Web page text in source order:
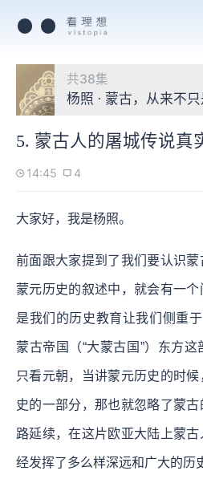
共38集
杨照 · 蒙古，从来不
5. 蒙古人的屠城传说真
14:45 4
大家好，我是杨照。
前面跟大家提到了我们要认识
蒙元历史的叙述中，就会有一
是我们的历史教育让我们侧重
蒙古帝国（“大蒙古国”）东方
只看元朝，当讲蒙元历史的时
史的一部分，那也就忽略了蒙
路延续，在这片欧亚大陆上蒙
经发挥了多么样深远和广大的历